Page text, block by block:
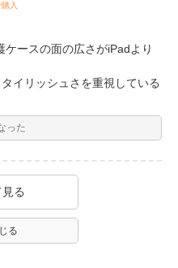
入
ースの面の広さがiPadより
イリッシュさを重視している
った
る
る